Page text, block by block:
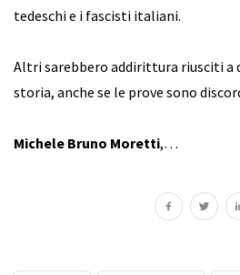
tedeschi e i fascisti italiani.
Altri sarebbero addirittura riusciti a
storia, anche se le prove sono
Michele Bruno Moretti,…